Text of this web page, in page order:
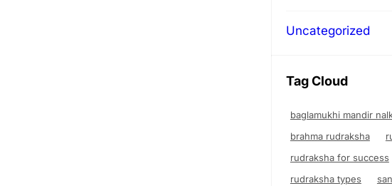
Uncategorized
Tag Cloud
baglamukhi mandir
brahma rudraksha
rudraksha for success
rudraksha types